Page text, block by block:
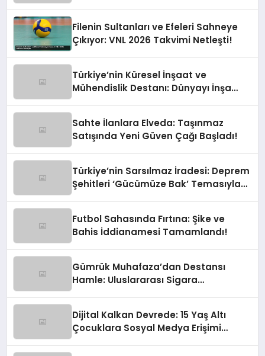
Filenin Sultanları ve Efeleri Sahneye
Çıkıyor: VNL 2026 Takvimi Netleşti!
Türkiye’nin Küresel İnşaat ve
Mühendislik Destanı: Dünyayı İnşa
Sahte İlanlara Elveda: Taşınmaz
Satışında Yeni Güven Çağı Başladı!
Türkiye’nin Sarsılmaz İradesi: Deprem
Şehitleri ‘Gücümüze Bak’ Temasıyla
Futbol Sahasında Fırtına: Şike ve
Bahis İddianamesi Tamamlandı!
Gümrük Muhafaza’dan Destansı
Hamle: Uluslararası Sigara
Dijital Kalkan Devrede: 15 Yaş Altı
Çocuklara Sosyal Medya Erişimi